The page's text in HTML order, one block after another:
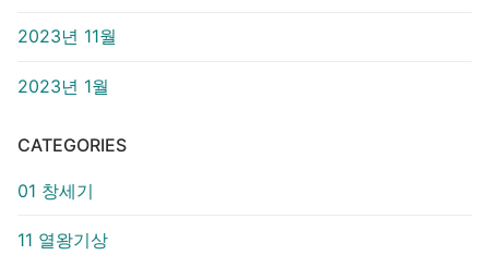
2023년 11월
2023년 1월
CATEGORIES
01 창세기
11 열왕기상